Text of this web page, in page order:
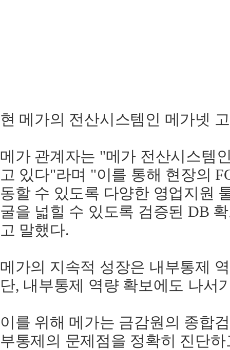
현 메가의 전산시스템인 메가넷
메가 관계자는 "메가 전산시스템
고 있다"라며 "이를 통해 현장의
동할 수 있도록 다양한 영업지원
굴을 넓힐 수 있도록 검증된 DB
고 말했다.
메가의 지속적 성장은 내부통제
단, 내부통제 역량 확보에도 나서
이를 위해 메가는 금감원의 종합
부통제의 문제점을 정확히 진단